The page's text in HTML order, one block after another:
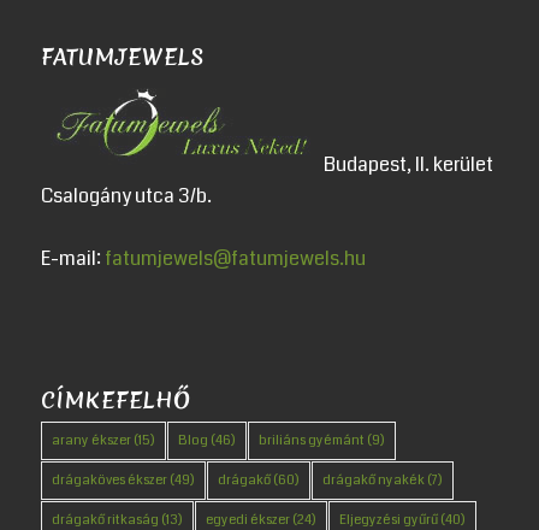
FATUMJEWELS
Budapest, II. kerület
Csalogány utca 3/b.
E-mail: fatumjewels@fatumjewels.hu
CÍMKEFELHŐ
arany ékszer(15) Blog (46) briliáns gyémánt (9)
drágaköves ékszer(49) drágakő(60) drágakő nyakék(7)
drágakő ritkaság (13) egyedi ékszer(24) Eljegyzési gyűrű(40)